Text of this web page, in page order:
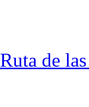
Ruta de